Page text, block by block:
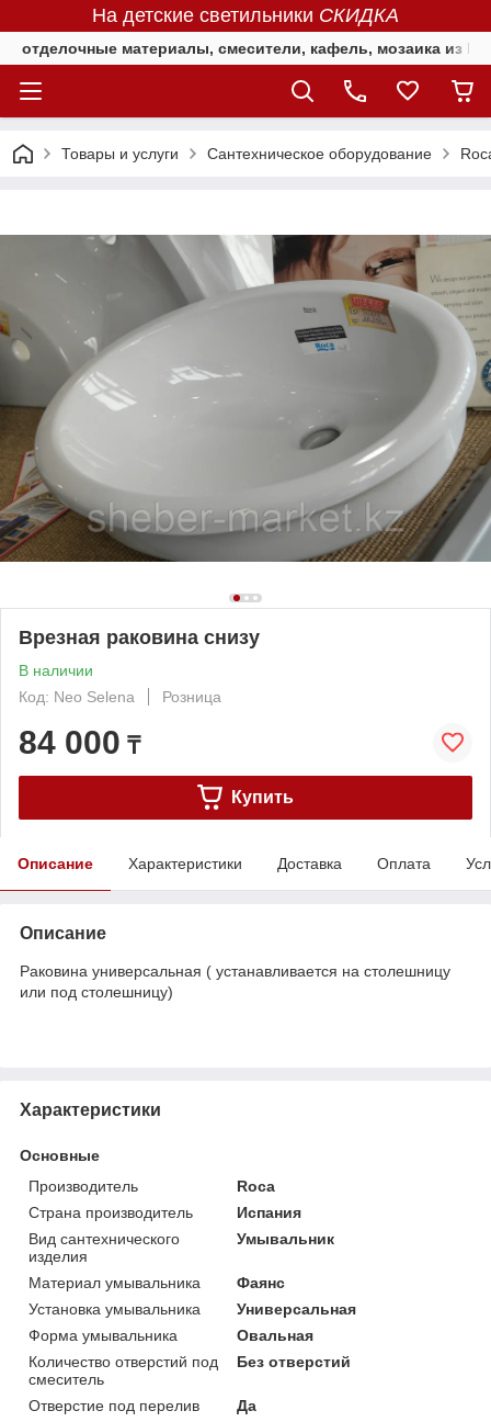
На детские светильники СКИДКА
отделочные материалы, смесители, кафель, мозаика из
Товары и услуги Сантехническое оборудование
Врезная раковина снизу
В наличии
Код: Neo Selena
Розница
84 000 ₸
Купить
Описание Характеристики Доставка Оплата
Описание
Раковина универсальная ( устанавливается на столешницу
или под столешницу)
Характеристики
Основные
Производитель
Roca
Страна производитель
Испания
Вид сантехнического
изделия
Умывальник
Материал умывальника
Фаянс
Установка умывальника
Универсальная
Форма умывальника
Овальная
Количество отверстий под
смеситель
Без отверстий
Отверстие под перелив
Да